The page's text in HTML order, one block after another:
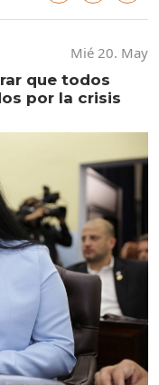
Mié 20. May
que todos
por la crisis